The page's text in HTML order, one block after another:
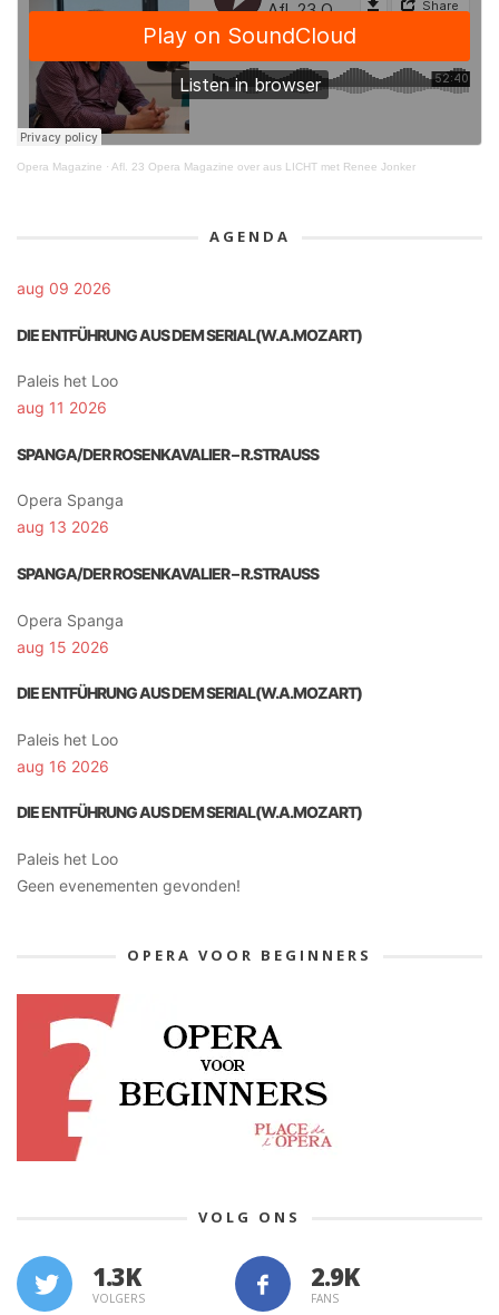
Opera Magazine · Afl. 23 Opera Magazine over aus LICHT met Renee Jonker
AGENDA
aug 09 2026
DIE ENTFÜHRUNG AUS DEM SERIAL(W.A.MOZART)
Paleis het Loo
aug 11 2026
SPANGA/DER ROSENKAVALIER – R.STRAUSS
Opera Spanga
aug 13 2026
SPANGA/DER ROSENKAVALIER – R.STRAUSS
Opera Spanga
aug 15 2026
DIE ENTFÜHRUNG AUS DEM SERIAL(W.A.MOZART)
Paleis het Loo
aug 16 2026
DIE ENTFÜHRUNG AUS DEM SERIAL(W.A.MOZART)
Paleis het Loo
Geen evenementen gevonden!
OPERA VOOR BEGINNERS
VOLG ONS
1.3K
VOLGERS FANS